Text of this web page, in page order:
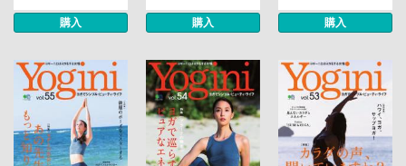
購入 購入 購入